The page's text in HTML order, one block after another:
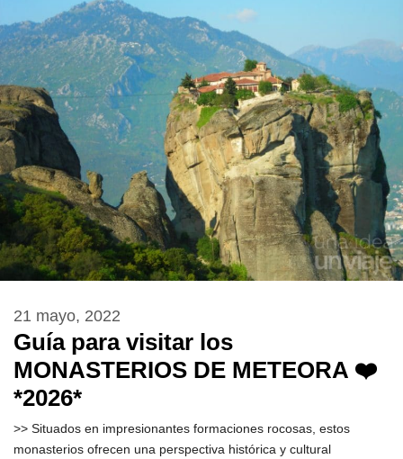
Guía para visitar los
MONASTERIOS DE METEORA ❤️
*2026*
21 mayo, 2022
>> Situados en impresionantes formaciones rocosas, estos
monasterios ofrecen una perspectiva histórica y cultural